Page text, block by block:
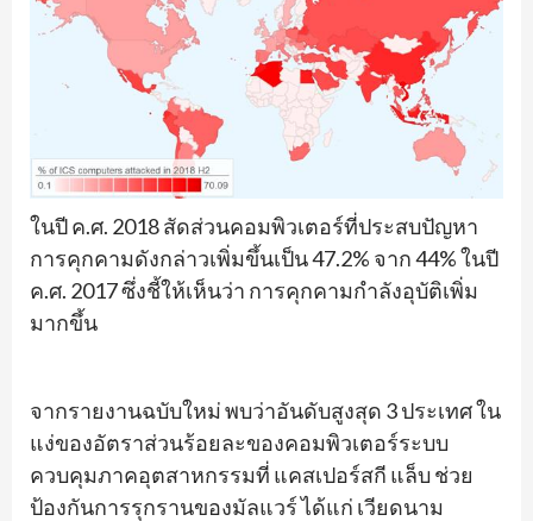
ในปี ค.ศ. 2018 สัดส่วนคอมพิวเตอร์ที่ประสบปัญหา
การคุกคามดังกล่าวเพิ่มขึ้นเป็น 47.2% จาก 44% ในปี
ค.ศ. 2017 ซึ่งชี้ให้เห็นว่า การคุกคามกำลังอุบัติเพิ่ม
มากขึ้น
จากรายงานฉบับใหม่ พบว่าอันดับสูงสุด 3 ประเทศ ใน
แง่ของอัตราส่วนร้อยละของคอมพิวเตอร์ระบบ
ควบคุมภาคอุตสาหกรรมที่ แคสเปอร์สกี แล็บ ช่วย
ป้องกันการรุกรานของมัลแวร์ ได้แก่ เวียดนาม